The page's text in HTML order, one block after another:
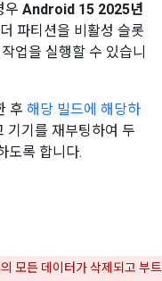
우 Android 15 2025년
파티션을 비활성 슬롯
업을 실행할 수 있습니
후 해당 빌드에 해당하
기기를 재부팅하여 두
도록 합니다.
모든 데이터가 삭제되고 부트